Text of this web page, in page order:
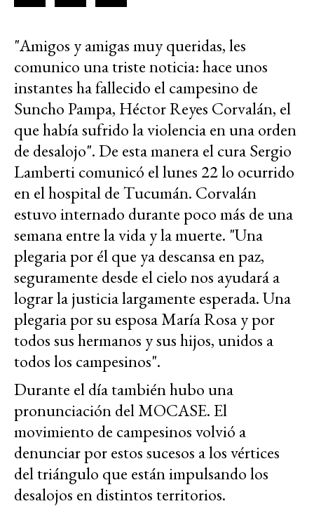
"Amigos y amigas muy queridas, les
comunico una triste noticia: hace unos
instantes ha fallecido el campesino de
Suncho Pampa, Héctor Reyes Corvalán, el
que había sufrido la violencia en una orden
de desalojo". De esta manera el cura Sergio
Lamberti comunicó el lunes 22 lo ocurrido
en el hospital de Tucumán. Corvalán
estuvo internado durante poco más de una
semana entre la vida y la muerte. "Una
plegaria por él que ya descansa en paz,
seguramente desde el cielo nos ayudará a
lograr la justicia largamente esperada. Una
plegaria por su esposa María Rosa y por
todos sus hermanos y sus hijos, unidos a
todos los campesinos".
Durante el día también hubo una
pronunciación del MOCASE. El
movimiento de campesinos volvió a
denunciar por estos sucesos a los vértices
del triángulo que están impulsando los
desalojos en distintos territorios.